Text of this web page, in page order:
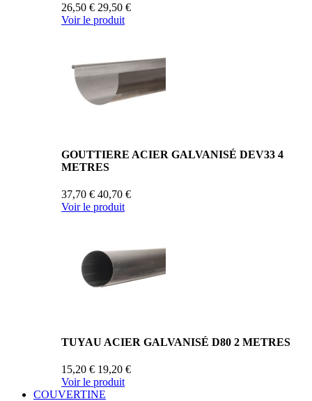
26,50 € 29,50 €
Voir le produit
GOUTTIERE ACIER GALVANISÉ DEV33 4
METRES
37,70 € 40,70 €
Voir le produit
TUYAU ACIER GALVANISÉ D80 2 METRES
15,20 € 19,20 €
Voir le produit
COUVERTINE